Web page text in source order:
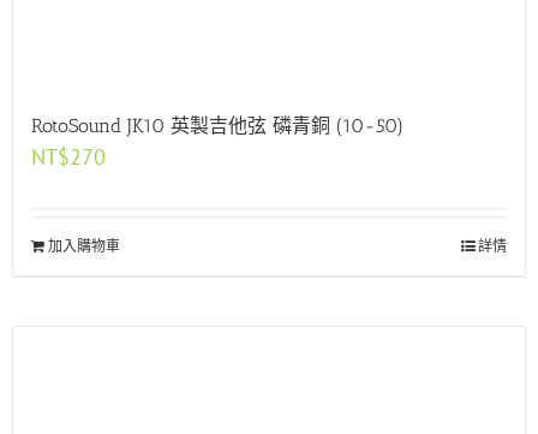
RotoSound JK10 英製吉他弦 磷青銅 (10-50)
NT$270
加入購物車 詳情